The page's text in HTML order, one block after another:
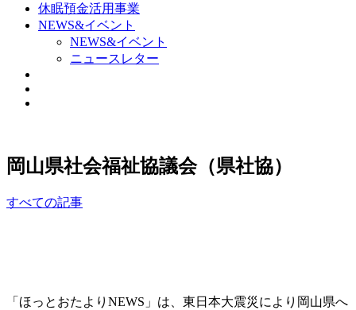
休眠預金活用事業
NEWS&イベント
NEWS&イベント
ニュースレター
岡山県社会福祉協議会（県社協）
すべての記事
「ほっとおたよりNEWS」は、東日本大震災により岡山県へ